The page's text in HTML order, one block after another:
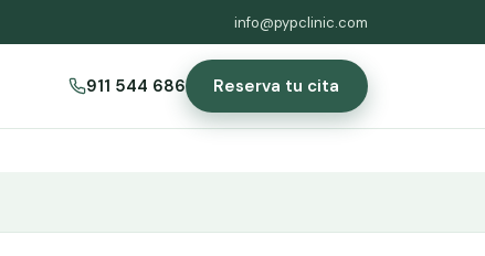
info@pypclinic.com
911 544 686 Reserva tu cita